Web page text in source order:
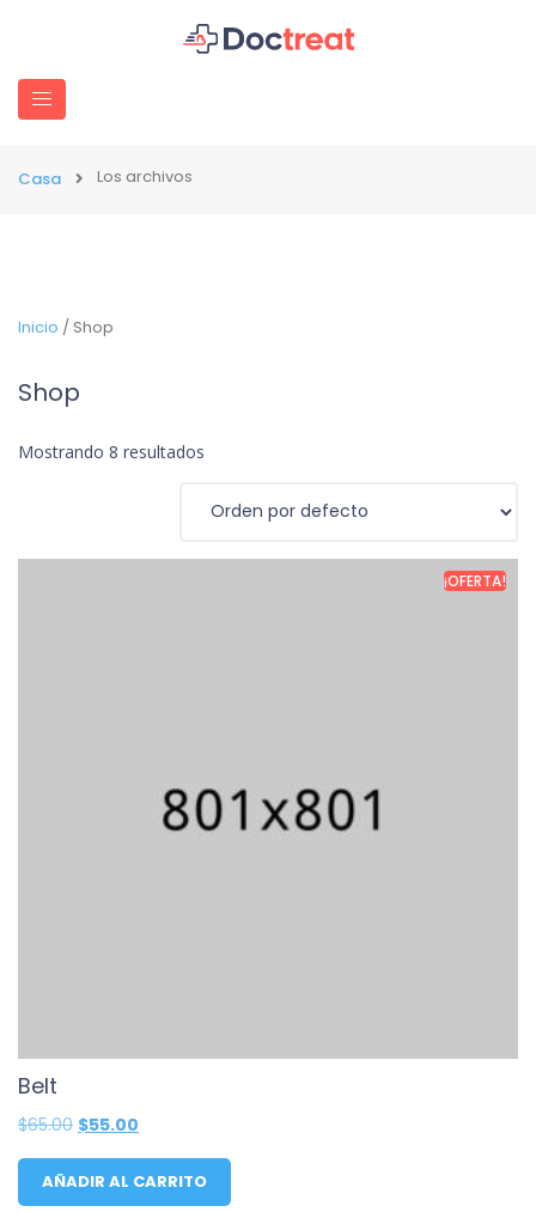
Casa Los archivos
Inicio / Shop
Shop
Mostrando 8 resultados
¡OFERTA!
Belt
$65.00 Original
price
was:
$65.00.
$55.00
price
is:
$55.00.
AÑADIR AL CARRITO